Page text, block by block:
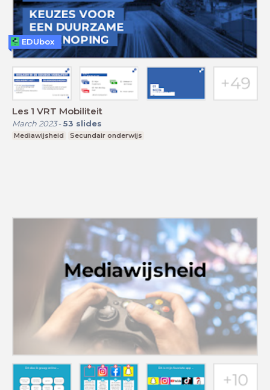
Les 1 VRT Mobiliteit
March 2023- 53 slides
Mediawijsheid Secundair onderwijs
EDUbox